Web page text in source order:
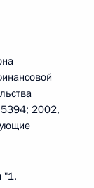
2002,
"1.